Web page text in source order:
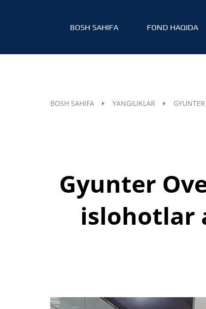
BOSH SAHIFA FOND HAQIDA
BOSH SAHIFA YANGILIKLAR
Gyunter
islohotlar